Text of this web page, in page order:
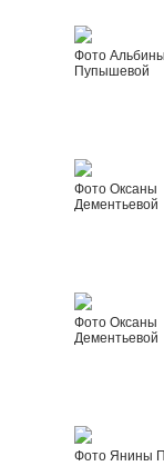
Фото Альбины
Пупышевой
Фото Оксаны
Дементьевой
Фото Оксаны
Дементьевой
Фото Янины